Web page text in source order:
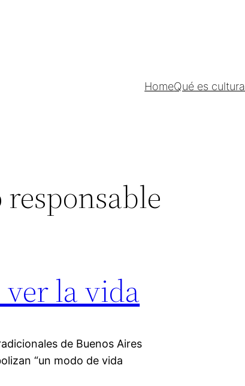
HomeQué es
ver la vida
de Buenos Aires
“un modo de vida